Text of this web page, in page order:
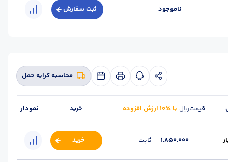
ناموجود ثبت سفارش
محاسبه کرایه حمل
قیمتریال با ٪۱۰ ارزش افزوده خرید نمودار
1,850,000 ثابت خرید